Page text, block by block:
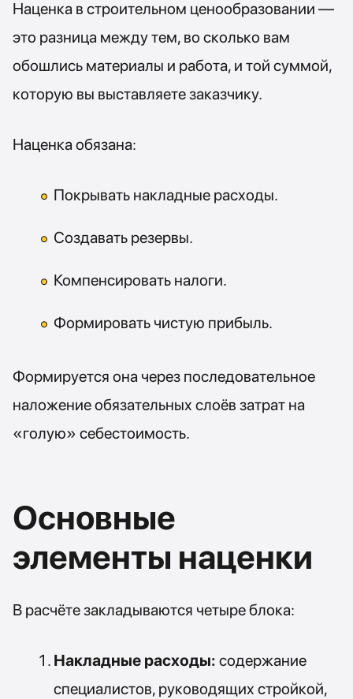
Наценка в строительном ценообразовании —
это разница между тем, во сколько вам
обошлись материалы и работа, и той суммой,
которую вы выставляете заказчику.
Наценка обязана:
Покрывать накладные расходы.
Создавать резервы.
Компенсировать налоги.
Формировать чистую прибыль.
Формируется она через последовательное
наложение обязательных слоёв затрат на
«голую» себестоимость.
Основные
элементы наценки
В расчёте закладываются четыре блока:
Накладные расходы: содержание
специалистов, руководящих стройкой,